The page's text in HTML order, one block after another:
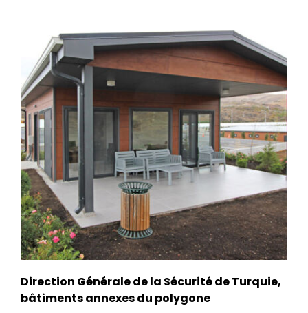
Direction Générale de la Sécurité de Turquie,
bâtiments annexes du polygone